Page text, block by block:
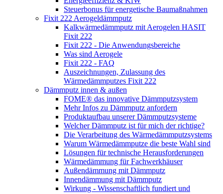
Steuerbonus für energetische Baumaßnahmen
Fixit 222 Aerogeldämmputz
Kalkwärmedämmputz mit Aerogelen HASIT
Fixit 222
Fixit 222 - Die Anwendungsbereiche
Was sind Aerogele
Fixit 222 - FAQ
Auszeichnungen, Zulassung des
Wärmedämmputzes Fixit 222
Dämmputz innen & außen
FOME® das innovative Dämmputzsystem
Mehr Infos zu Dämmputz anfordern
Produktaufbau unserer Dämmputzsysteme
Welcher Dämmputz ist für mich der richtige?
Die Verarbeitung des Wärmedämmputzsystems
Warum Wärmedämmputze die beste Wahl sind
Lösungen für technische Herausforderungen
Wärmedämmung für Fachwerkhäuser
Außendämmung mit Dämmputz
Innendämmung mit Dämmputz
Wirkung - Wissenschaftlich fundiert und